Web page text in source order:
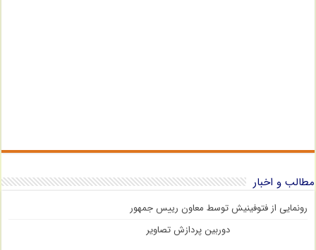
مطالب و اخبار
رونمایی از فتوفینیش توسط معاون رییس جمهور
دوربین پردازش تصاویر